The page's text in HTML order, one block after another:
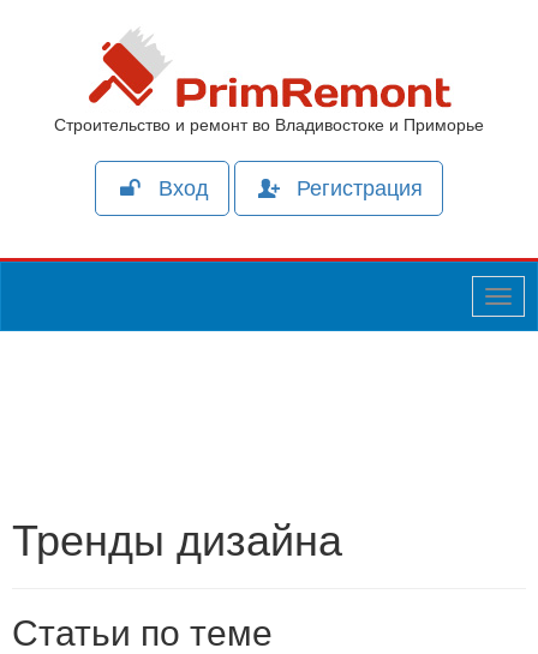
Строительство и ремонт во Владивостоке и Приморье
Вход Регистрация
Тренды дизайна
Статьи по теме